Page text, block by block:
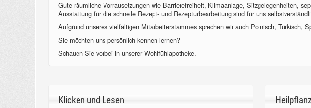
Gute räumliche Vorrausetzungen wie Barrierefreiheit, Klimaanlage, Sitzgelegenheiten,
Ausstattung für die schnelle Rezept- und Rezepturbearbeitung sind für uns
Aufgrund unseres vielfältigen Mitarbeiterstammes sprechen wir auch Polnisch, Türkisch,
Sie möchten uns persönlich kennen lernen?
Schauen Sie vorbei in unserer Wohlfühlapotheke.
Klicken und Lesen